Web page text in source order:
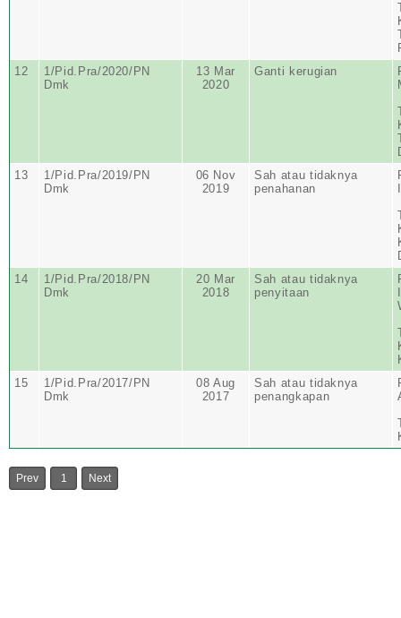
12
1/Pid.Pra/2020/PN
Dmk
13 Mar
2020
Ganti kerugian
13
1/Pid.Pra/2019/PN
Dmk
06 Nov
2019
Sah atau tidaknya
penahanan
14
1/Pid.Pra/2018/PN
Dmk
20 Mar
2018
Sah atau tidaknya
penyitaan
15
1/Pid.Pra/2017/PN
Dmk
08 Aug
2017
Sah atau tidaknya
penangkapan
Prev 1 Next